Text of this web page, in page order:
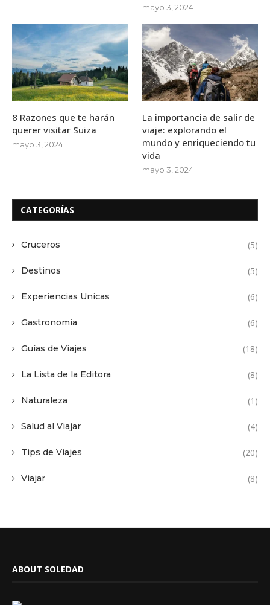
mayo 3, 2024
8 Razones que te harán
querer visitar Suiza
mayo 3, 2024
La importancia de salir de
viaje: explorando el
mundo y enriqueciendo tu
vida
mayo 3, 2024
CATEGORÍAS
Cruceros (5)
Destinos (5)
Experiencias Unicas (6)
Gastronomia (6)
Guías de Viajes (18)
La Lista de la Editora (8)
Naturaleza (1)
Salud al Viajar (4)
Tips de Viajes (20)
Viajar (8)
ABOUT SOLEDAD